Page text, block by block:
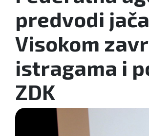
predvodi
Visokom
istragama i
ZDK